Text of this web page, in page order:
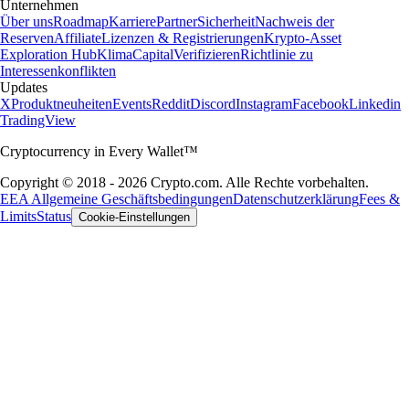
Unternehmen
Über unsRoadmapKarrierePartnerSicherheitNachweis der
ReservenAffiliateLizenzen & RegistrierungenKrypto-Asset
Exploration HubKlimaCapitalVerifizierenRichtlinie zu
Interessenkonflikten
Updates
XProduktneuheitenEventsRedditDiscordInstagramFacebookLinkedin
TradingView
Cryptocurrency in Every Wallet™
Copyright © 2018 - 2026 Crypto.com. Alle Rechte vorbehalten.
EEA Allgemeine GeschäftsbedingungenDatenschutzerklärungFees &
LimitsStatus Cookie-Einstellungen